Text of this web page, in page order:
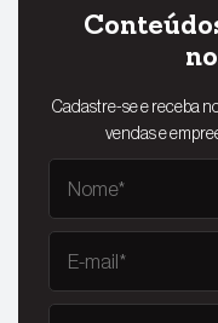
Cadastre-se e receba
vendas e